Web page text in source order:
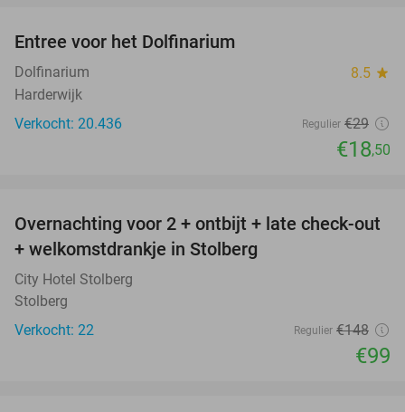
Entree voor het Dolfinarium
Dolfinarium 8.5 star
Harderwijk
Verkocht: 20.436
Regulier €29
€18,50
33%
Overnachting voor 2 + ontbijt + late check-out
+ welkomstdrankje in Stolberg
City Hotel Stolberg
Stolberg
Verkocht: 22
Regulier €148
€99